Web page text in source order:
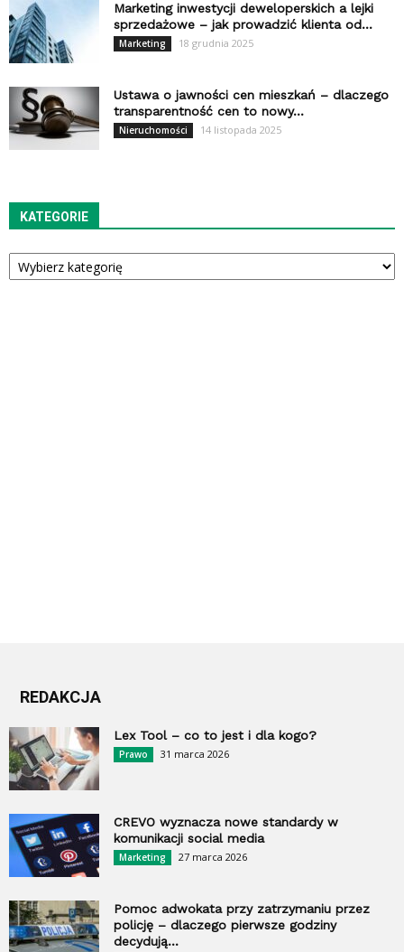
Marketing inwestycji deweloperskich a lejki
sprzedażowe – jak prowadzić klienta od...
Marketing 18 grudnia 2025
Ustawa o jawności cen mieszkań – dlaczego
transparentność cen to nowy...
Nieruchomości 14 listopada 2025
KATEGORIE
Kategorie
REDAKCJA
Lex Tool – co to jest i dla kogo?
Prawo 31 marca 2026
CREVO wyznacza nowe standardy w
komunikacji social media
Marketing 27 marca 2026
Pomoc adwokata przy zatrzymaniu przez
policję – dlaczego pierwsze godziny
decydują...